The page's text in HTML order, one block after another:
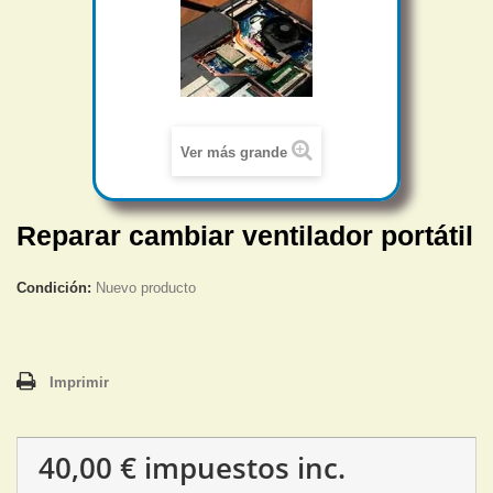
Ver más grande
Reparar cambiar ventilador portátil
Condición: Nuevo producto
Imprimir
40,00 € impuestos inc.